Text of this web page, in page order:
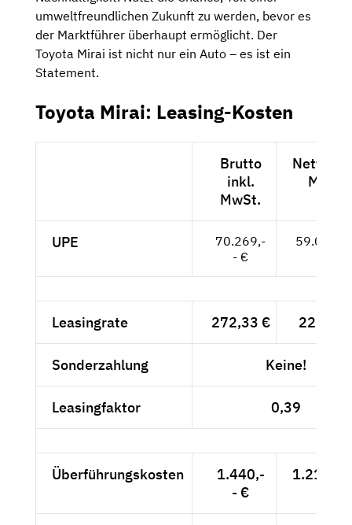
umweltfreundlichen Zukunft zu werden, bevor es
der Marktführer überhaupt ermöglicht. Der
Toyota Mirai ist nicht nur ein Auto – es ist ein
Statement.
Toyota Mirai: Leasing-Kosten
Brutto
inkl.
MwSt.
Netto
MwSt.
UPE
70.269,-
- €
Leasingrate 272,33 € 228,85
Sonderzahlung Keine!
Leasingfaktor 0,39
Überführungskosten
1.440,-
- €